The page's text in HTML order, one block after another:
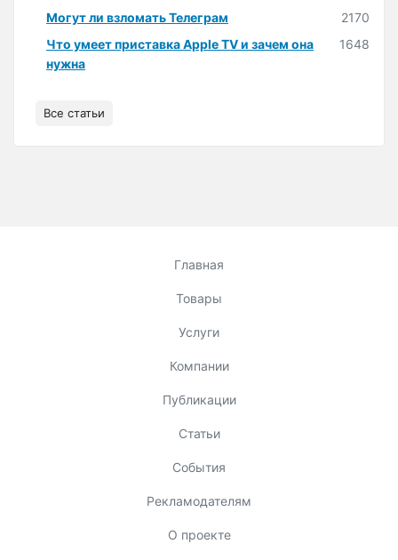
Могут ли взломать Телеграм
2170
Что умеет приставка Apple TV и зачем она
нужна
1648
Все статьи
Главная
Товары
Услуги
Компании
Публикации
Статьи
События
Рекламодателям
О проекте